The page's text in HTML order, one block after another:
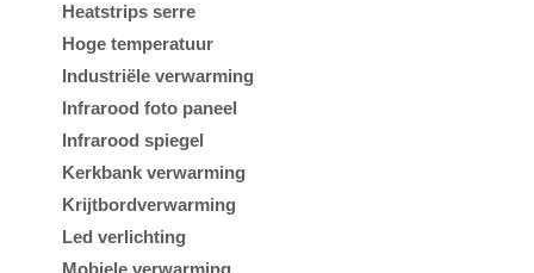
Heatstrips serre
Hoge temperatuur
Industriële verwarming
Infrarood foto paneel
Infrarood spiegel
Kerkbank verwarming
Krijtbordverwarming
Led verlichting
Mobiele verwarming